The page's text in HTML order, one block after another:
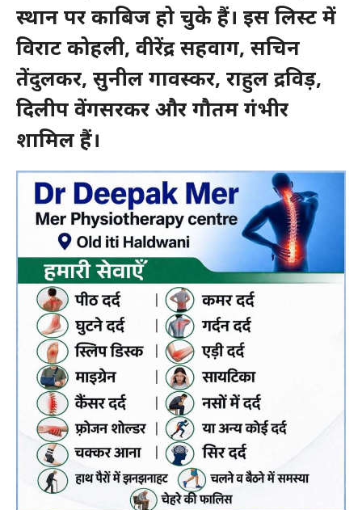
स्थान पर काबिज हो चुके हैं। इस लिस्ट में
विराट कोहली, वीरेंद्र सहवाग, सचिन
तेंदुलकर, सुनील गावस्कर, राहुल द्रविड़,
दिलीप वेंगसरकर और गौतम गंभीर
शामिल हैं।